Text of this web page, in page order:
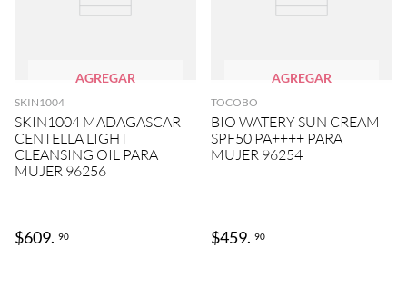
AGREGAR
SKIN1004
SKIN1004 MADAGASCAR
CENTELLA LIGHT
CLEANSING OIL PARA
MUJER 96256
$609. 90
AGREGAR
TOCOBO
BIO WATERY SUN CREAM
SPF50 PA++++ PARA
MUJER 96254
$459. 90